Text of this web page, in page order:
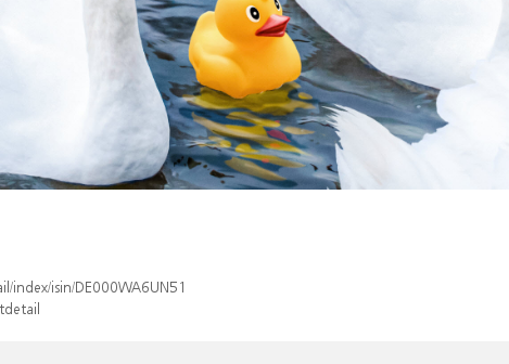
index/isin/DE000WA6UN51